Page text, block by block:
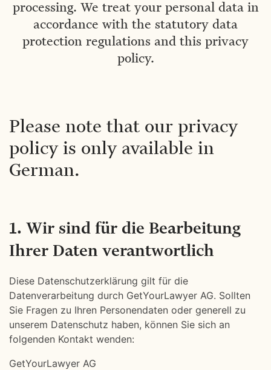
processing. We treat your personal data in
accordance with the statutory data
protection regulations and this privacy
policy.
Please note that our privacy
policy is only available in
German.
1. Wir sind für die Bearbeitung
Ihrer Daten verantwortlich
Diese Datenschutzerklärung gilt für die
Datenverarbeitung durch GetYourLawyer AG. Sollten
Sie Fragen zu Ihren Personendaten oder generell zu
unserem Datenschutz haben, können Sie sich an
folgenden Kontakt wenden:
GetYourLawyer AG